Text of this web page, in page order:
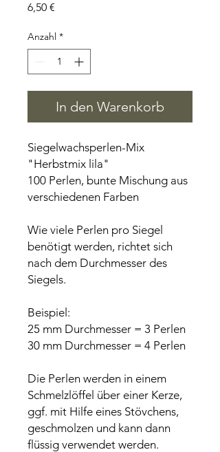
6,50 €
Anzahl *
In den Warenkorb
Siegelwachsperlen-Mix
"Herbstmix lila"
100 Perlen, bunte Mischung aus
verschiedenen Farben
Wie viele Perlen pro Siegel
benötigt werden, richtet sich
nach dem Durchmesser des
Siegels.
Beispiel:
25 mm Durchmesser = 3 Perlen
30 mm Durchmesser = 4 Perlen
Die Perlen werden in einem
Schmelzlöffel über einer Kerze,
ggf. mit Hilfe eines Stövchens,
geschmolzen und kann dann
flüssig verwendet werden.